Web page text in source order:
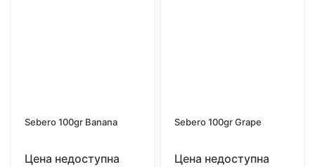
Sebero 100gr Banana
Цена недоступна
Sebero 100gr Grape
Цена недоступна